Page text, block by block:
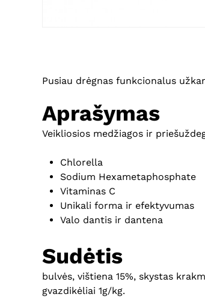
Pusiau drėgnas funkcionalus
Aprašymas
Veikliosios medžiagos ir
Chlorella
Sodium Hexametaphosphate
Vitaminas C
Unikali forma ir efektyvumas
Valo dantis ir dantena
Sudėtis
bulvės, vištiena 15%, skystas
gvazdikėliai 1g/kg.